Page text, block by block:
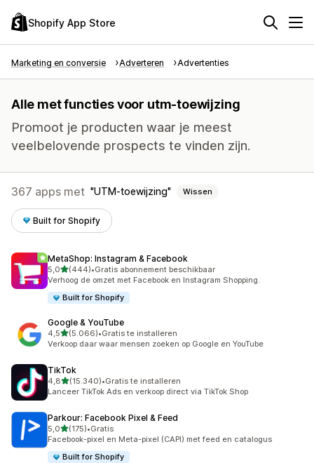
Shopify App Store
Marketing en conversie Adverteren Advertenties
Alle met functies voor utm-toewijzing
Promoot je producten waar je meest
veelbelovende prospects te vinden zijn.
367 apps met UTM-toewijzing Wissen
Built for Shopify
MetaShop: Instagram & Facebook
5,0van 5 sterren
(444)
444 recensies in totaal
•Gratis abonnement beschikbaar
Verhoog de omzet met Facebook en Instagram Shopping.
Built for Shopify
Google & YouTube
4,5van 5 sterren
(5.066)
5066 recensies in totaal
•Gratis te installeren
Verkoop daar waar mensen zoeken op Google en YouTube
TikTok
4,8van 5 sterren
(15.340)
15340 recensies in totaal
•Gratis te installeren
Lanceer TikTok Ads en verkoop direct via TikTok Shop
Parkour: Facebook Pixel & Feed
5,0van 5 sterren
(175)
175 recensies in totaal
•Gratis
Facebook-pixel en Meta-pixel (CAPI) met feed en catalogus
Built for Shopify